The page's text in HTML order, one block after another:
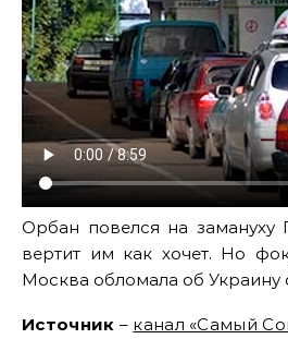
Орбан повелся на замануху
вертит им как хочет. Но
Москва обломала об Украину
Источник – канал «Самый